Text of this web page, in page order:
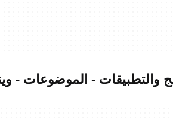
والتطبيقات - الموضوعات -